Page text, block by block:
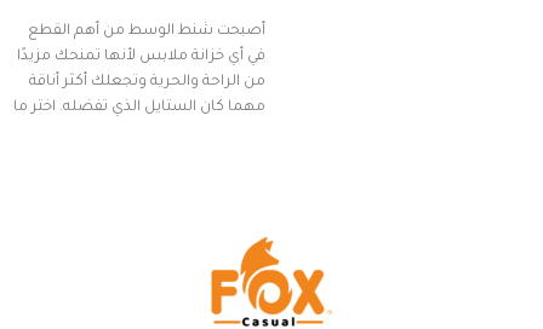
أصبحت شنط الوسط من أهم القطع
في أي خزانة ملابس لأنها تمنحك مزيدًا
من الراحة والحرية وتجعلك أكثر أناقة
مهما كان الستايل الذي تفضله. اختر ما